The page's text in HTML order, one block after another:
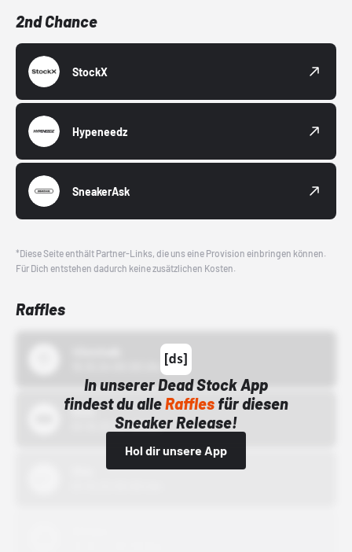
2nd Chance
StockX
Hypeneedz
SneakerAsk
*Diese Seite enthält Partner-Links, die uns eine Provision einbringen können.
Für Dich entstehen dadurch keine zusätzlichen Kosten.
Raffles
In unserer Dead Stock App
findest du alleRafflesfür diesen
Sneaker Release!
Hol dir unsere App
Bstn
01.10.22 00:00 Uhr